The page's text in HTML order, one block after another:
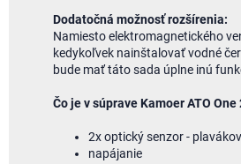
Dodatočná možnosť rozšírenia:
Namiesto elektromagnetického
kedykoľvek nainštalovať vodné
bude mať táto sada úplne inú
Čo je v súprave Kamoer ATO One
2x optický senzor -
napájanie